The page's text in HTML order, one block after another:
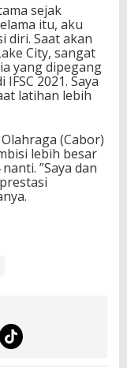
sejak
itu, aku
diri. Saat akan
City, sangat
yang dipegang
2021. Saya
latihan lebih
(Cabor)
lebih besar
”Saya dan